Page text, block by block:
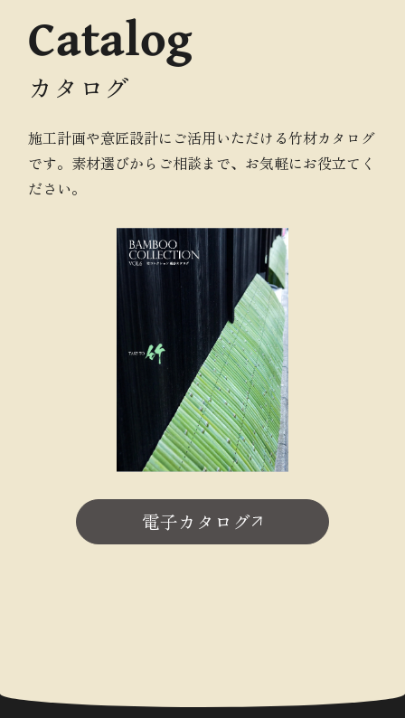
Catalog
カタログ
施工計画や意匠設計にご活用いただける竹材カタログ
です。素材選びからご相談まで、お気軽にお役立てく
ださい。
電子カタログ